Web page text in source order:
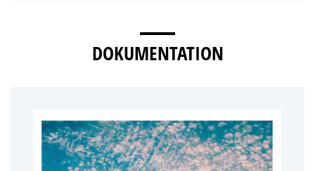
DOKUMENTATION